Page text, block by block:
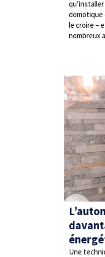
domotique
le croire –
nombreux
Une